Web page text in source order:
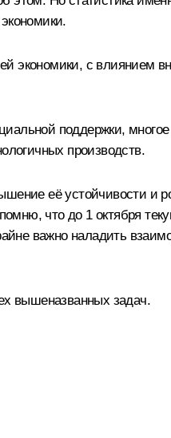
экономики, с влиянием
поддержки,
производств.
её устойчивости и
что до 1 октября
важно наладить
вышеназванных задач.